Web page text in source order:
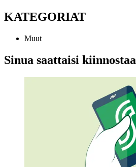
KATEGORIAT
Muut
Sinua saattaisi kiinnostaa